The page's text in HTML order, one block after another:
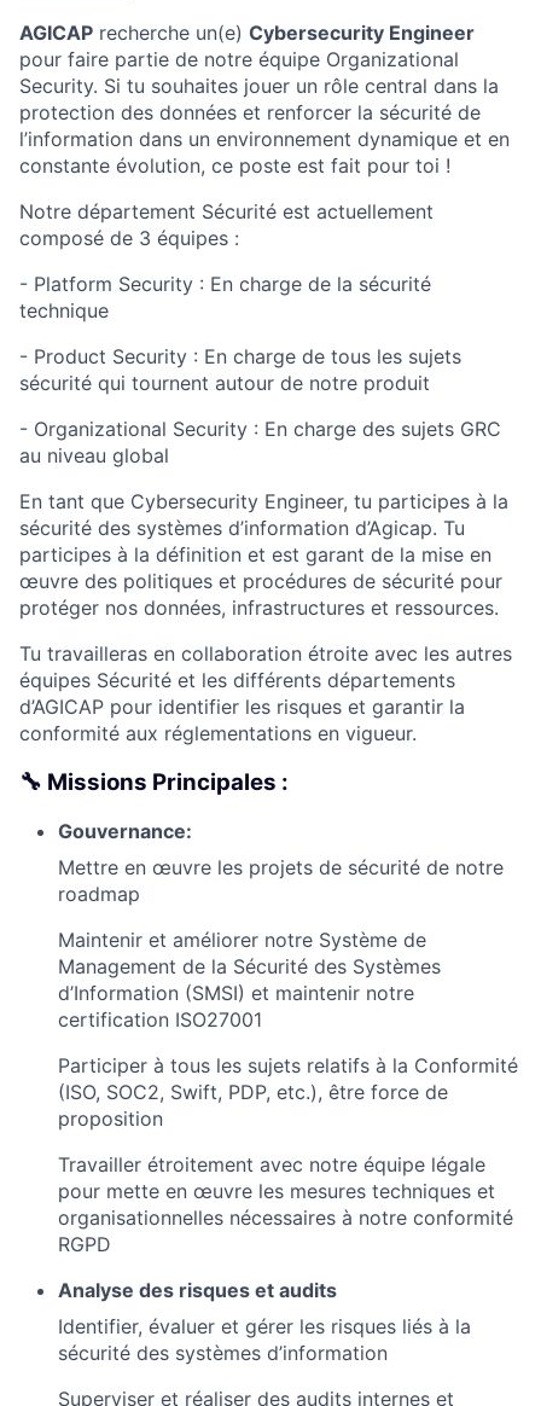
AGICAP recherche un(e) Cybersecurity Engineer
pour faire partie de notre équipe Organizational
Security. Si tu souhaites jouer un rôle central dans la
protection des données et renforcer la sécurité de
l’information dans un environnement dynamique et en
constante évolution, ce poste est fait pour toi !
Notre département Sécurité est actuellement
composé de 3 équipes :
- Platform Security : En charge de la sécurité
technique
- Product Security : En charge de tous les sujets
sécurité qui tournent autour de notre produit
- Organizational Security : En charge des sujets GRC
au niveau global
En tant que Cybersecurity Engineer, tu participes à la
sécurité des systèmes d’information d’Agicap. Tu
participes à la définition et est garant de la mise en
œuvre des politiques et procédures de sécurité pour
protéger nos données, infrastructures et ressources.
Tu travailleras en collaboration étroite avec les autres
équipes Sécurité et les différents départements
d’AGICAP pour identifier les risques et garantir la
conformité aux réglementations en vigueur.
🔧 Missions Principales :
Gouvernance:
Mettre en œuvre les projets de sécurité de notre
roadmap
Maintenir et améliorer notre Système de
Management de la Sécurité des Systèmes
d’Information (SMSI) et maintenir notre
certification ISO27001
Participer à tous les sujets relatifs à la Conformité
(ISO, SOC2, Swift, PDP, etc.), être force de
proposition
Travailler étroitement avec notre équipe légale
pour mette en œuvre les mesures techniques et
organisationnelles nécessaires à notre conformité
RGPD
Analyse des risques et audits
Identifier, évaluer et gérer les risques liés à la
sécurité des systèmes d’information
Superviser et réaliser des audits internes et